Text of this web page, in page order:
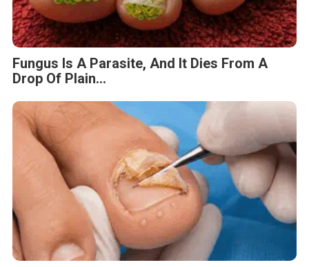
Fungus Is A Parasite, And It Dies From A
Drop Of Plain...